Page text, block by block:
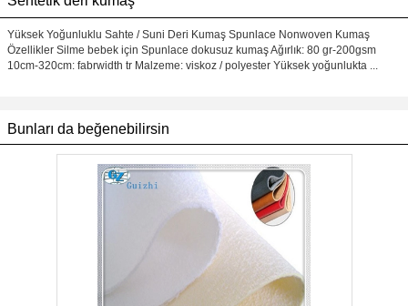
Yüksek Yoğunluklu Sahte / Suni Deri Kumaş Spunlace Nonwoven Kumaş
Özellikler Silme bebek için Spunlace dokusuz kumaş Ağırlık: 80 gr-200gsm
10cm-320cm: fabrwidth tr Malzeme: viskoz / polyester Yüksek yoğunlukta ...
Bunları da beğenebilirsin